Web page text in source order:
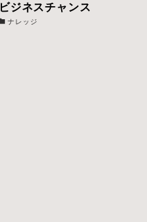
ビジネスチャンス
ナレッジ